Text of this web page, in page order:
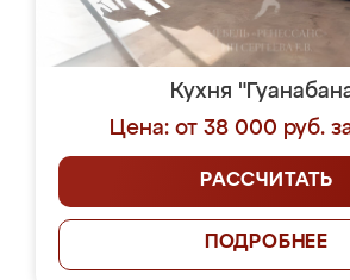
Кухня
Цена: от 38 000 руб.
РАССЧИТАТЬ
ПОДРОБНЕЕ